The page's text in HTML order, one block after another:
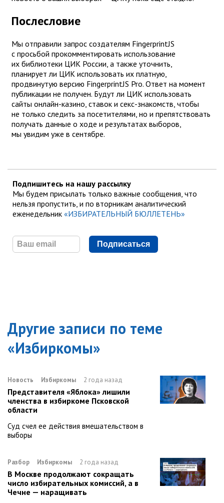
Послесловие
Мы отправили запрос создателям FingerprintJS
с просьбой прокомментировать использование
их библиотеки ЦИК России, а также уточнить,
планирует ли ЦИК использовать их платную,
продвинутую версию FingerprintJS Pro. Ответ на момент
публикации не получен. Будут ли ЦИК использовать
сайты онлайн-казино, ставок и секс-знакомств, чтобы
не только следить за посетителями, но и препятствовать
получать данные о ходе и результатах выборов,
мы увидим уже в сентябре.
Подпишитесь на нашу рассылку
Мы будем присылать только важные сообщения, что
нельзя пропустить, и по вторникам аналитический
еженедельник «ИЗБИРАТЕЛЬНЫЙ БЮЛЛЕТЕНЬ»
Подписаться
Другие записи по теме
«Избиркомы»
Новость Избиркомы 2 года назад
Представителя «Яблока» лишили
членства в избиркоме Псковской
области
Суд счел ее действия вмешательством в
выборы
Разбор Избиркомы 2 года назад
В Москве продолжают сокращать
число избирательных комиссий, а в
Чечне — наращивать